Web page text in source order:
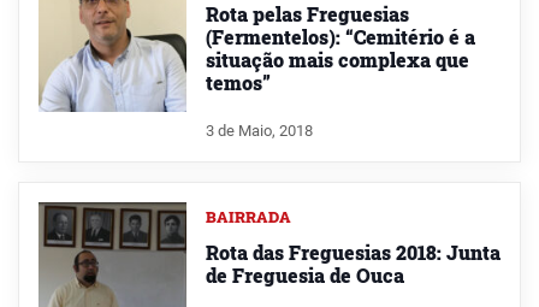
Rota pelas Freguesias
(Fermentelos): “Cemitério é a
situação mais complexa que
temos”
3 de Maio, 2018
BAIRRADA
Rota das Freguesias 2018: Junta
de Freguesia de Ouca